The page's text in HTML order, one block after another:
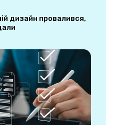
дизайн провалився,